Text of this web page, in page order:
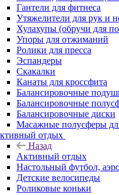
Гантели для фитнеса
Утяжелители для рук и
Хулахупы (обручи для
Упоры для отжиманий
Ролики для пресса
Эспандеры
Скакалки
Канаты для кроссфита
Балансировочные
Балансировочные
Балансировочные диски
Масажные полусферы
отдых
Назад
Активный отдых
Настольный футбол,
Детские велосипеды
Роликовые коньки